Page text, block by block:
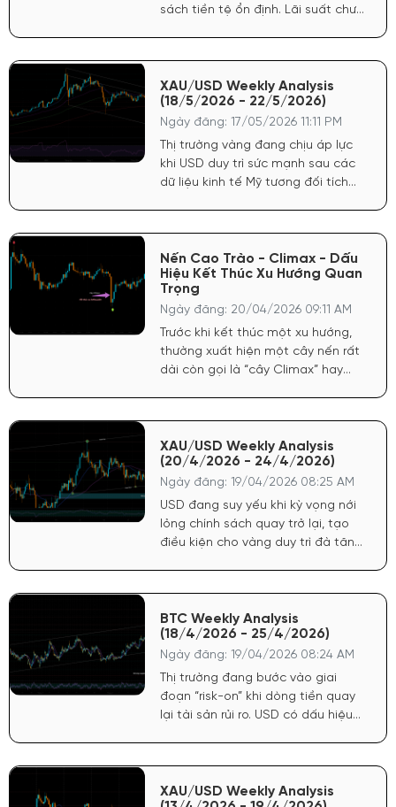
sách tiền tệ ổn định. Lãi suất chưa
lưu trú ở các tài sản rủi ro.
XAU/USD Weekly Analysis
(18/5/2026 - 22/5/2026)
Ngày đăng: 17/05/2026 11:11 PM
Thị trường vàng đang chịu áp lực
khi USD duy trì sức mạnh sau các
dữ liệu kinh tế Mỹ tương đối tích
trợ vàng bứt phá.
Nến Cao Trào - Climax - Dấu
Hiệu Kết Thúc Xu Hướng Quan
Trọng
Ngày đăng: 20/04/2026 09:11 AM
Trước khi kết thúc một xu hướng,
thường xuất hiện một cây nến rất
dài còn gọi là “cây Climax” hay
XAU/USD Weekly Analysis
(20/4/2026 - 24/4/2026)
Ngày đăng: 19/04/2026 08:25 AM
USD đang suy yếu khi kỳ vọng nới
lỏng chính sách quay trở lại, tạo
điều kiện cho vàng duy trì đà tăng.
không làm giảm sức hút của vàng
do yếu tố phòng hộ vẫn còn.
BTC Weekly Analysis
(18/4/2026 - 25/4/2026)
Ngày đăng: 19/04/2026 08:24 AM
Thị trường đang bước vào giai
đoạn “risk-on” khi dòng tiền quay
lại tài sản rủi ro. USD có dấu hiệu
cực, phản ánh kỳ vọng kinh tế ổn
XAU/USD Weekly Analysis